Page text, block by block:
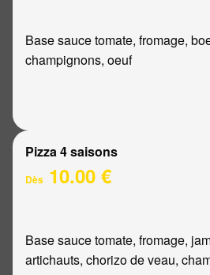
Base sauce tomate, fromage,
champignons, oeuf
Pizza 4 saisons
Dès 10.00 €
Base sauce tomate, fromage,
artichauts, chorizo de veau,